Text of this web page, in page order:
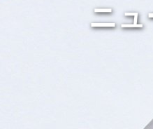
新商品情報
ニュ